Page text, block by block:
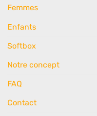
Femmes
Enfants
Softbox
Notre concept
FAQ
Contact